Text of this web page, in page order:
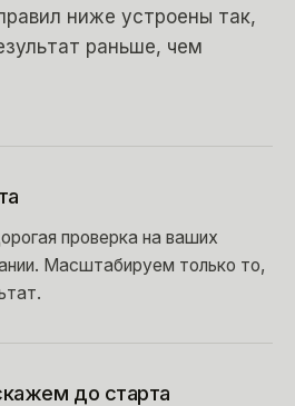
ниже устроены так,
раньше, чем
проверка на ваших
Масштабируем только то,
до старта